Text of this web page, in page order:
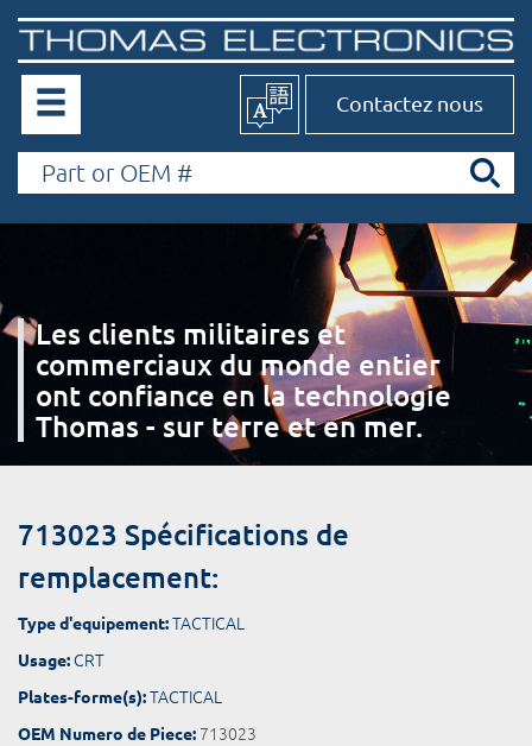
Contactez nous
Les clients militaires et
commerciaux du monde entier
ont confiance en la technologie
Thomas - sur terre et en mer.
713023 Spécifications de
remplacement:
Type d'equipement:TACTICAL
Usage: CRT
Plates-forme(s):TACTICAL
OEM Numero de Piece: 713023